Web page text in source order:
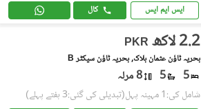
ایس ایم ایس کال
PKR 2.2 لاکھ
بحریہ ٹاؤن عثمان بلاک, بحریہ ٹاؤن سیکٹر B
5
5 8 مرلہ
شامل کی:1 مہینہ پہل (تبدیلی کی گئی:3 ہفتے پہلے)